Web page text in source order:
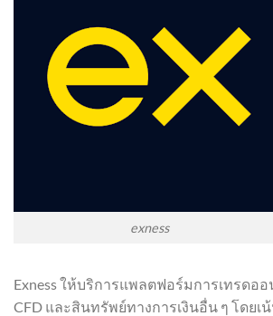
exness
Exness ให้บริการแพลตฟอร์มการเทรดอ
CFD และสินทรัพย์ทางการเงินอื่น ๆ โดยเ